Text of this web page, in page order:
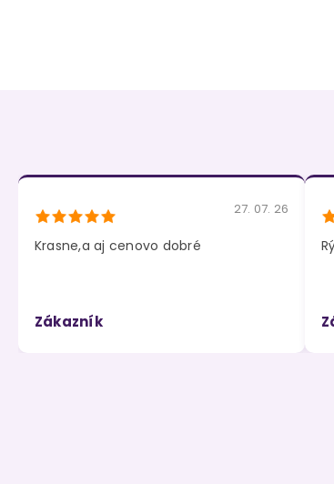
27. 07. 26
Krasne,a aj cenovo dobré
Zákazník